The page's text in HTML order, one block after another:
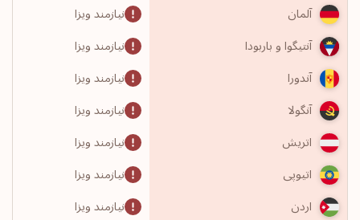
آلمان
نیازمند ویزا
آنتیگوا و باربودا
نیازمند ویزا
آندورا
نیازمند ویزا
آنگولا
نیازمند ویزا
اتریش
نیازمند ویزا
اتیوپی
نیازمند ویزا
اردن
نیازمند ویزا